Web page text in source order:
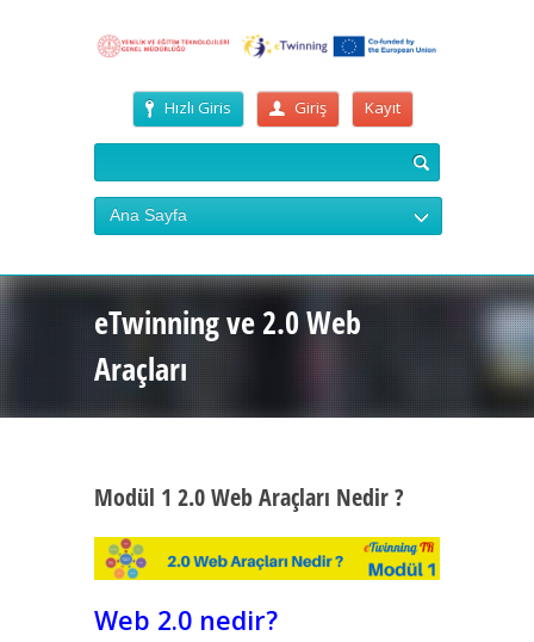
Hızlı Giris Giriş Kayıt
Ana Sayfa
eTwinning ve 2.0 Web
Araçları
Modül 1 2.0 Web Araçları Nedir ?
Web 2.0 nedir?